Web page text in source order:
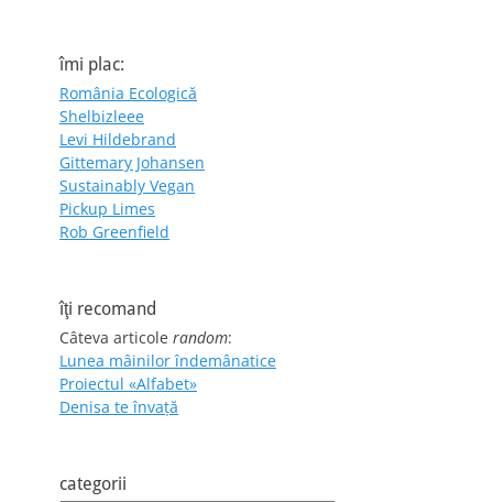
îmi plac:
România Ecologică
Shelbizleee
Levi Hildebrand
Gittemary Johansen
Sustainably Vegan
Pickup Limes
Rob Greenfield
îţi recomand
Câteva articole random:
Lunea mâinilor îndemânatice
Proiectul «Alfabet»
Denisa te învaţă
categorii